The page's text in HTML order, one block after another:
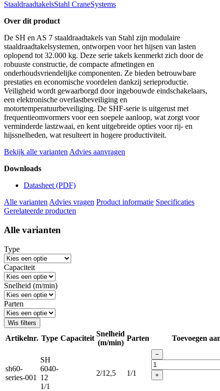
StaaldraadtakelsStahl CraneSystems
Over dit product
De SH en AS 7 staaldraadtakels van Stahl zijn modulaire
staaldraadtakelsystemen, ontworpen voor het hijsen van lasten
oplopend tot 32.000 kg. Deze serie takels kenmerkt zich door de
robuuste constructie, de compacte afmetingen en
onderhoudsvriendelijke componenten. Ze bieden betrouwbare
prestaties en economische voordelen dankzij serieproductie.
Veiligheid wordt gewaarborgd door ingebouwde eindschakelaars,
een elektronische overlastbeveiliging en
motortemperatuurbeveiliging. De SHF-serie is uitgerust met
frequentieomvormers voor een soepele aanloop, wat zorgt voor
verminderde lastzwaai, en kent uitgebreide opties voor rij- en
hijssnelheden, wat resulteert in hogere productiviteit.
Bekijk alle varianten Advies aanvragen
Downloads
Datasheet (PDF)
Alle varianten Advies vragen Product informatie Specificaties
Gerelateerde producten
Alle varianten
Type
Capaciteit
Snelheid (m/min)
Parten
Wis filters
Artikelnr. Type Capaciteit
Snelheid
(m/min)
Parten Toevoegen
sh60-
series-001
SH
6040-
12
1/1
2/12,5 1/1
−
+